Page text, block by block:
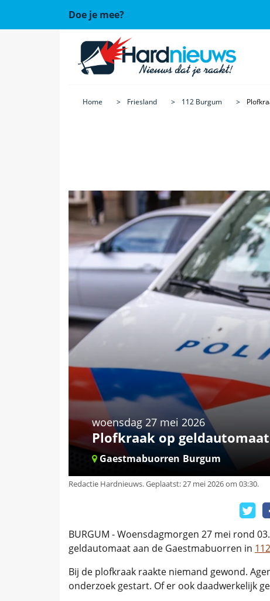
Doe je mee?
Home Friesland 112 Burgum
woensdag 27 mei 2026
Plofkraak op
Gaestmabuorren Burgum
Redactie Hardnieuws.Geplaatst: 27 mei 2026 om 03:30.
BURGUM - Woensdagmorgen 27 mei rond
geldautomaat aan de Gaestmabuorren in
Bij de plofkraak raakte niemand gewond.
onderzoek gestart. Of er ook daadwerkelijk